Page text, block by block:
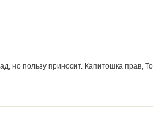
но пользу приносит. Капитошка прав,